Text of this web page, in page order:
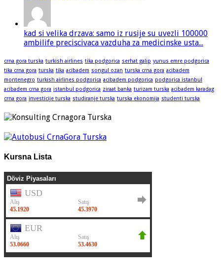
kad si velika drzava: samo iz rusije su uvezli 100000
ambilife preciscivaca vazduha za medicinske usta...
crna gora turska turkish airlines tika podgorica serhat galip yunus emre podgorica
tika crna gora turska tika acibadem songul ozan turska crna gora acibadem
montenegro turkish airlines podgorica acibadem podgorica podgorica istanbul
acibadem crna gora istanbul podgorica ziraat banka turizam turska acibadem karadag
crna gora investicije turska studiranje turska turska ekonomija studenti turska
Kursna Lista